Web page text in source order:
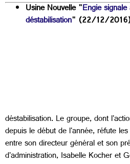
Usine Nouvelle "Engie
déstabilisation" (22/12/
déstabilisation. Le groupe, dont
depuis le début de l'année, réfute
entre son directeur général et son
d'administration, Isabelle Kocher et